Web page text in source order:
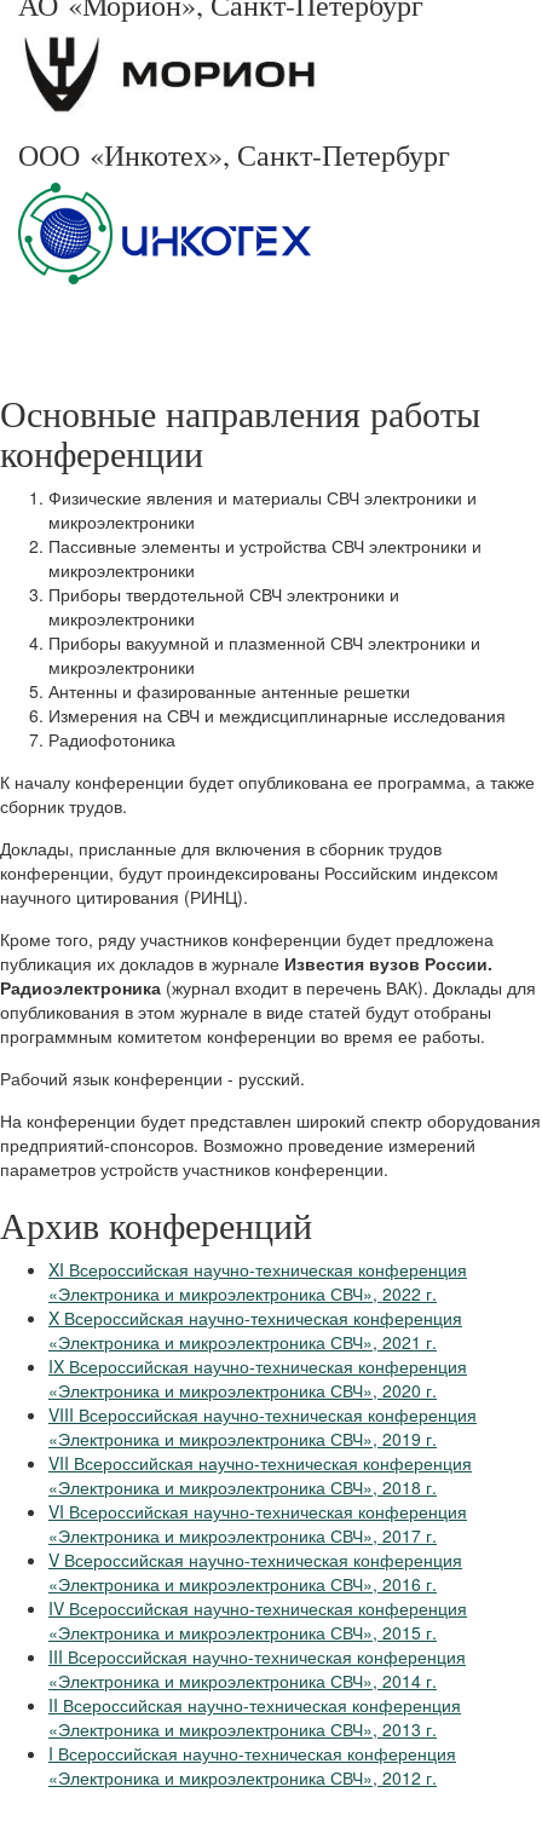
ООО «Инкотех», Санкт-Петербург
Основные направления работы
конференции
Физические явления и материалы СВЧ электроники и
микроэлектроники
Пассивные элементы и устройства СВЧ электроники и
микроэлектроники
Приборы твердотельной СВЧ электроники и
микроэлектроники
Приборы вакуумной и плазменной СВЧ электроники и
микроэлектроники
Антенны и фазированные антенные решетки
Измерения на СВЧ и междисциплинарные исследования
Радиофотоника
К началу конференции будет опубликована ее программа, а также
сборник трудов.
Доклады, присланные для включения в сборник трудов
конференции, будут проиндексированы Российским индексом
научного цитирования (РИНЦ).
Кроме того, ряду участников конференции будет предложена
публикация их докладов в журнале Известия вузов России.
Радиоэлектроника (журнал входит в перечень ВАК). Доклады для
опубликования в этом журнале в виде статей будут отобраны
программным комитетом конференции во время ее работы.
Рабочий язык конференции - русский.
На конференции будет представлен широкий спектр оборудования
предприятий-спонсоров. Возможно проведение измерений
параметров устройств участников конференции.
Архив конференций
XI Всероссийская научно-техническая конференция
«Электроника и микроэлектроника СВЧ», 2022 г.
X Всероссийская научно-техническая конференция
«Электроника и микроэлектроника СВЧ», 2021 г.
IX Всероссийская научно-техническая конференция
«Электроника и микроэлектроника СВЧ», 2020 г.
VIII Всероссийская научно-техническая конференция
«Электроника и микроэлектроника СВЧ», 2019 г.
VII Всероссийская научно-техническая конференция
«Электроника и микроэлектроника СВЧ», 2018 г.
VI Всероссийская научно-техническая конференция
«Электроника и микроэлектроника СВЧ», 2017 г.
V Всероссийская научно-техническая конференция
«Электроника и микроэлектроника СВЧ», 2016 г.
IV Всероссийская научно-техническая конференция
«Электроника и микроэлектроника СВЧ», 2015 г.
III Всероссийская научно-техническая конференция
«Электроника и микроэлектроника СВЧ», 2014 г.
II Всероссийская научно-техническая конференция
«Электроника и микроэлектроника СВЧ», 2013 г.
I Всероссийская научно-техническая конференция
«Электроника и микроэлектроника СВЧ», 2012 г.